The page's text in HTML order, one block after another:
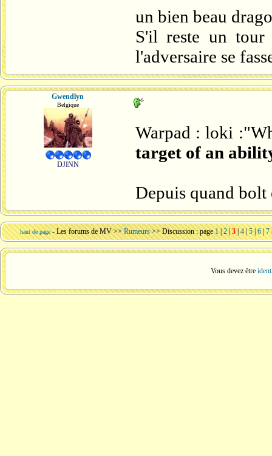
un bien beau
S'il reste un
l'adversaire se
Gwendlyn
Belgique
DJINN
Warpad : loki
target of an
Depuis quand bolt
haut de page -Les forums de MV>>Rumeurs >> Discussion : page1|2|3 |4 |5|6 |7
Vous devez être